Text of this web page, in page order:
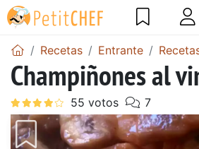
Recetas Entrante
Champiñones al